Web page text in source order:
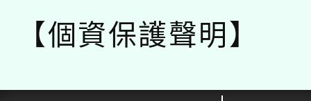
【個資保護聲明】